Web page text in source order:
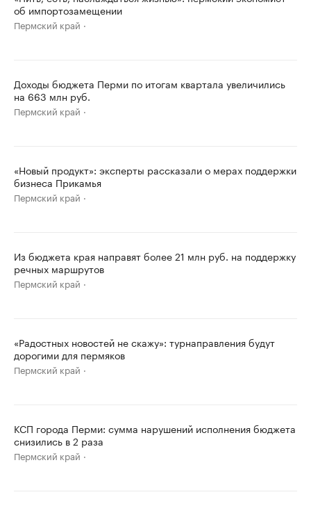
об импортозамещении
Пермский край
Доходы бюджета Перми по итогам квартала увеличились
на 663 млн руб.
Пермский край
«Новый продукт»: эксперты рассказали о мерах поддержки
бизнеса Прикамья
Пермский край
Из бюджета края направят более 21 млн руб. на поддержку
речных маршрутов
Пермский край
«Радостных новостей не скажу»: турнаправления будут
дорогими для пермяков
Пермский край
КСП города Перми: сумма нарушений исполнения бюджета
снизились в 2 раза
Пермский край